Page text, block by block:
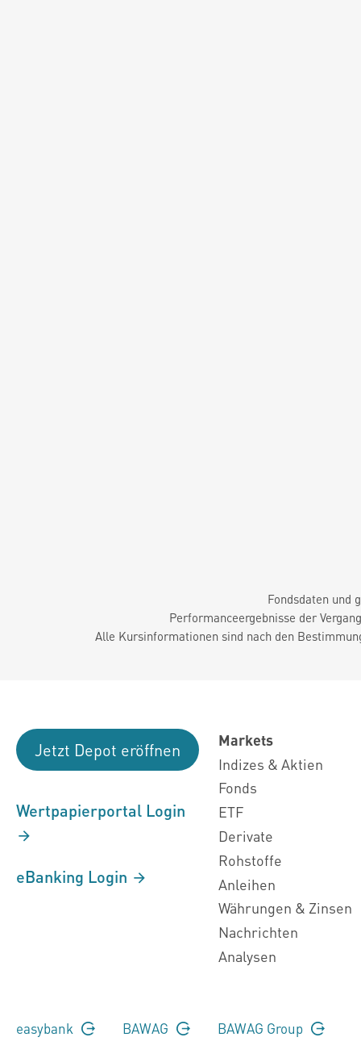
Fondsdaten und
Performanceergebnisse der
Alle Kursinformationen sind nach den
Jetzt Depot eröffnen
Wertpapierportal Login
eBanking Login
Markets
Indizes & Aktien
Fonds
ETF
Derivate
Rohstoffe
Anleihen
Währungen & Zinsen
Nachrichten
Analysen
easybank BAWAG BAWAG Group